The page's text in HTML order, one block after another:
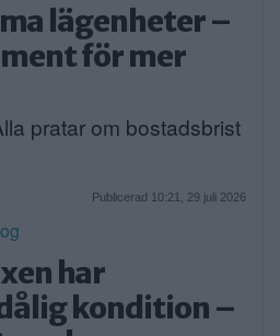
lägenheter –
för mer
pratar om bostadsbrist
Publicerad 10:21, 29 juli 2026
har
kondition –